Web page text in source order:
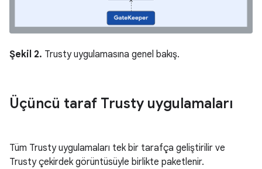
Şekil 2. Trusty uygulamasına genel bakış.
Üçüncü taraf Trusty uygulamaları
Tüm Trusty uygulamaları tek bir tarafça geliştirilir ve
Trusty çekirdek görüntüsüyle birlikte paketlenir.